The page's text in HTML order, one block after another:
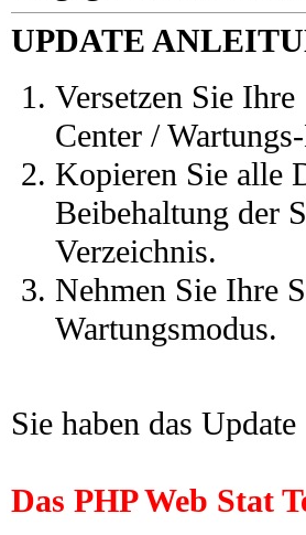
UPDATE
Versetzen Sie
Center /
Kopieren Sie alle
Beibehaltung der
Verzeichnis.
Nehmen Sie Ihre
Wartungsmodus.
Sie haben das
Das PHP Web Stat